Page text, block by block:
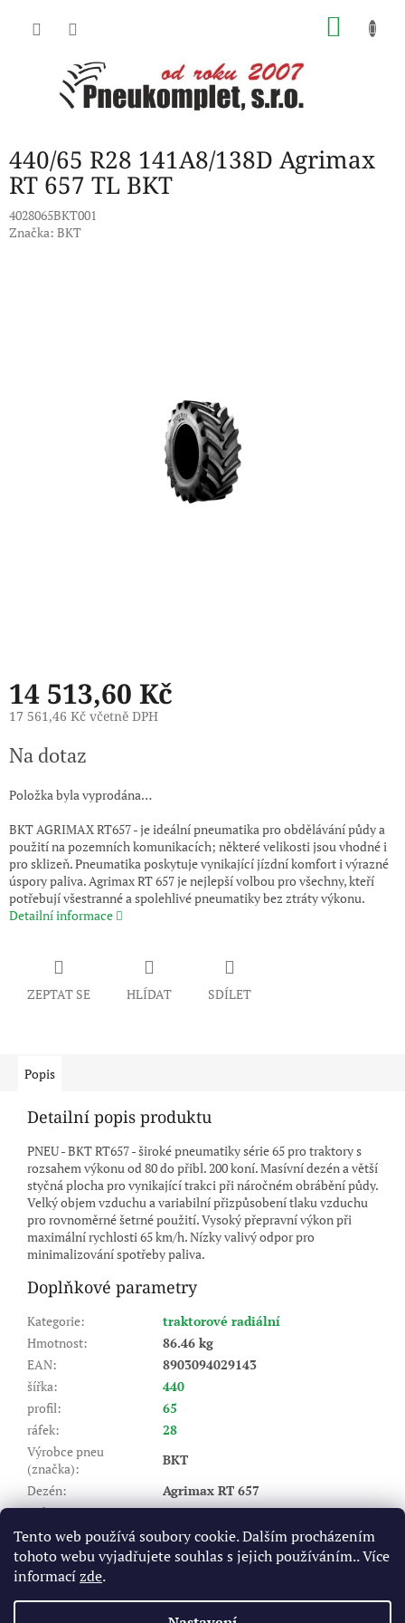
Tento web používá soubory cookie. Dalším procházením
tohoto webu vyjadřujete souhlas s jejich používáním.. Více
informacízde.
440/65 R28 141A8/138D Agrimax
RT 657 TL BKT
4028065BKT001
Značka: BKT
14 513,60 Kč
17 561,46 Kč včetně DPH
cena:
Na dotaz
Položka byla vyprodána…
BKT AGRIMAX RT657 - je ideální pneumatika pro obdělávání půdy a
použití na pozemních komunikacích; některé velikosti jsou vhodné i
pro sklizeň. Pneumatika poskytuje vynikající jízdní komfort i výrazné
úspory paliva. Agrimax RT 657 je nejlepší volbou pro všechny, kteří
potřebují všestranné a spolehlivé pneumatiky bez ztráty výkonu.
Detailní informace
ZEPTAT SE HLÍDAT SDÍLET
Popis
Detailní popis produktu
PNEU - BKT RT657 - široké pneumatiky série 65 pro traktory s
rozsahem výkonu od 80 do přibl. 200 koní. Masívní dezén a větší
styčná plocha pro vynikající trakci při náročném obrábění půdy.
Velký objem vzduchu a variabilní přizpůsobení tlaku vzduchu
pro rovnoměrné šetrné použití. Vysoký přepravní výkon při
maximální rychlosti 65 km/h. Nízky valivý odpor pro
minimalizování spotřeby paliva.
Doplňkové parametry
Kategorie:
traktorové radiální
Hmotnost:
86.46 kg
EAN:
8903094029143
šířka:
440
profil:
65
ráfek:
28
Výrobce pneu
(značka):
BKT
Dezén:
Agrimax RT 657
Index nosnosti (LI):
141/138
Rychlostní index (SI):
A8 - do 40 km/hod, D - do 65
km/hod
Výška dezénu (mm)